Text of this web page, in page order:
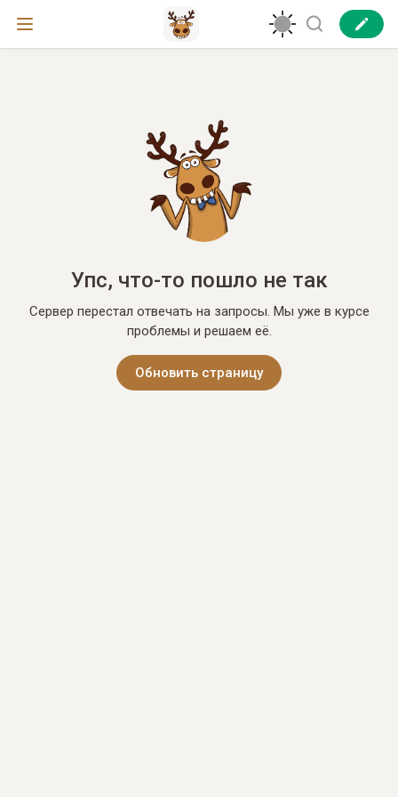
Упс, что-то пошло не так
Сервер перестал отвечать на запросы. Мы уже в курсе
проблемы и решаем её.
Обновить страницу